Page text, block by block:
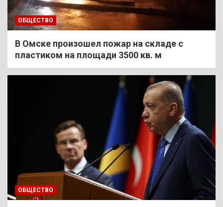
ОБЩЕСТВО
В Омске произошел пожар на складе с
пластиком на площади 3500 кв. м
ОБЩЕСТВО